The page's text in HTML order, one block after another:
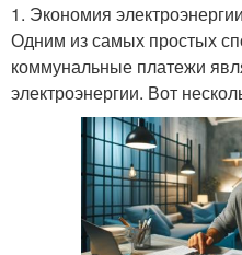
1. Экономия электроэнергии
Одним из самых простых
коммунальные платежи
электроэнергии. Вот